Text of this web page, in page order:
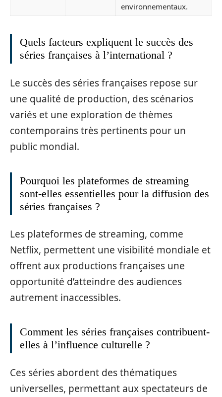
environnementaux.
Quels facteurs expliquent le succès des
séries françaises à l’international ?
Le succès des séries françaises repose sur
une qualité de production, des scénarios
variés et une exploration de thèmes
contemporains très pertinents pour un
public mondial.
Pourquoi les plateformes de streaming
sont-elles essentielles pour la diffusion des
séries françaises ?
Les plateformes de streaming, comme
Netflix, permettent une visibilité mondiale et
offrent aux productions françaises une
opportunité d’atteindre des audiences
autrement inaccessibles.
Comment les séries françaises contribuent-
elles à l’influence culturelle ?
Ces séries abordent des thématiques
universelles, permettant aux spectateurs de